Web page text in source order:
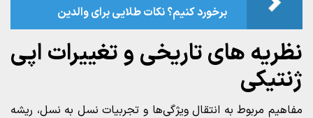
برخورد کنیم؟ نکات طلایی برای والدین
نظریه‌ های تاریخی و تغییرات اپی‌
ژنتیکی
مفاهیم مربوط به انتقال ویژگی‌ها و تجربیات نسل به نسل، ریشه